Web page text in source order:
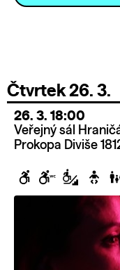
Čtvrtek 26. 3.
26. 3. 18:00
Veřejný sál
Prokopa Diviše